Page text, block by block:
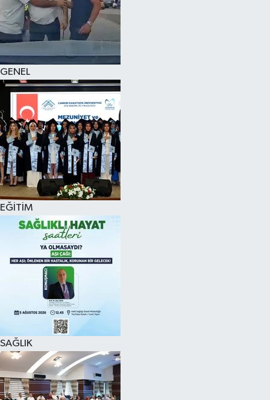
GENEL
EĞİTİM
SAĞLIK
KÜLTÜR SANAT
SAĞLIK
SİYASET
SPOR
TEKNOLOJİ
VİZYONDAKİLER
YAŞAM